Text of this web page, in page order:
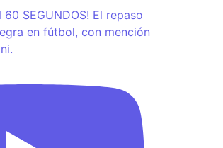
SEGUNDOS! El repaso
en fútbol, con mención